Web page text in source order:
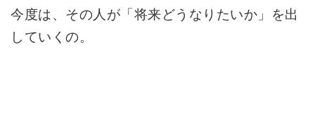
今度は、その人が「将来どうなりたいか」を出
していくの。